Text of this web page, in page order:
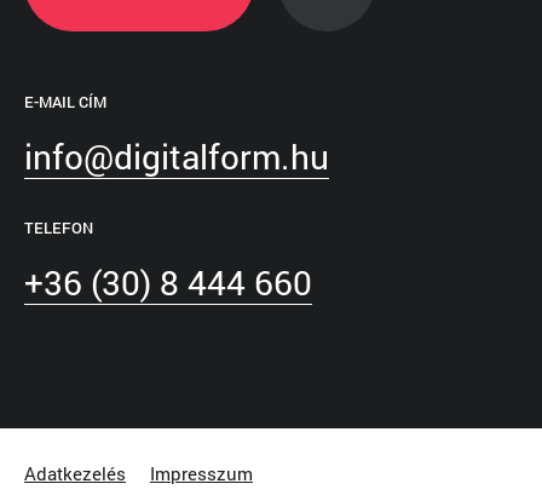
E-MAIL CÍM
info@digitalform.hu
TELEFON
+36 (30) 8 444 660
Adatkezelés Impresszum